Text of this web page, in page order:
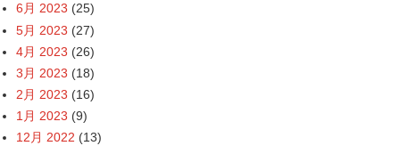
6月 2023 (25)
5月 2023 (27)
4月 2023 (26)
3月 2023 (18)
2月 2023 (16)
1月 2023 (9)
12月 2022 (13)